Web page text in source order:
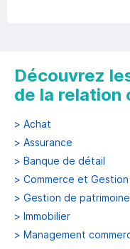
Découvrez
de la relation
> Achat
> Assurance
> Banque de détail
> Commerce et
> Gestion de patrimoine
> Immobilier
> Management